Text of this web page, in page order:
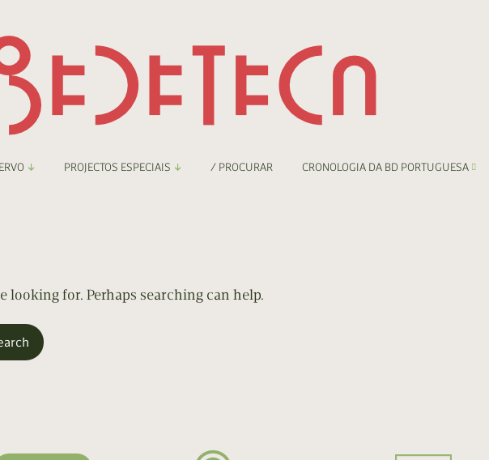
Digital
PROJECTOS ESPECIAIS / PROCURAR CRONOLOGIA DA BD PORTUGUESA
looking for. Perhaps searching can help.